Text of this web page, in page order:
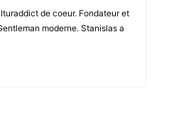
de coeur. Fondateur et
moderne. Stanislas a